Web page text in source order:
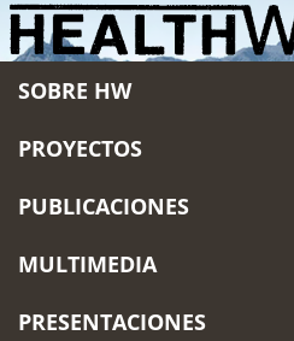
SOBRE HW
PROYECTOS
PUBLICACIONES
MULTIMEDIA
PRESENTACIONES